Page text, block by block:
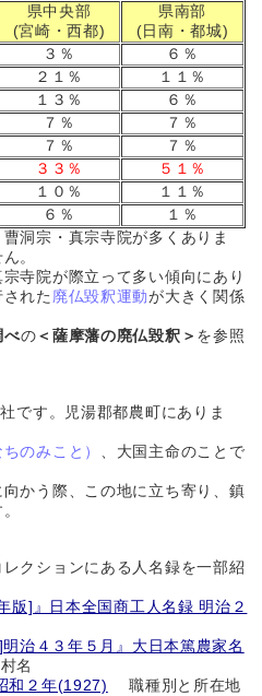
県中央部
(宮崎・西都)
県南部
(日南・都城)
３％
６％
２１％
１１％
１３％
６％
７％
７％
７％
７％
３３％
５１％
１０％
１１％
６％
１％
洞宗・真宗寺院が多くありま
。
寺院が際立って多い傾向にあり
れた 廃仏毀釈運動が大きく関係
べの＜薩摩藩の廃仏毀釈＞ を参照
です。児湯郡都農町にありま
のみこと）
、大国主命のことで
かう際、この地に立ち寄り、鎮
クションにある人名録を一部紹
版]』日本全国商工人名録 明治２
治４３年５月』大日本篤農家名
名
和２年(1927)
職種別と所在地